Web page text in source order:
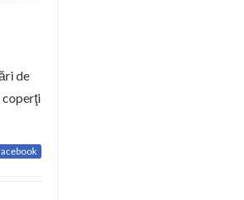
de
coperţi